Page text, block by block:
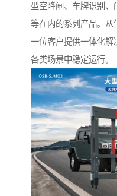
型空降闸、车牌识别
等在内的系列产品。从
一位客户提供一体化解
各类场景中稳定运行。